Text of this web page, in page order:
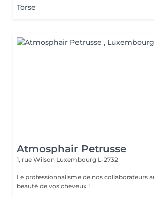
Torse
Atmosphair Petrusse
1, rue Wilson Luxembourg L-2732
Le professionnalisme de nos collaborateurs
beauté de vos cheveux !